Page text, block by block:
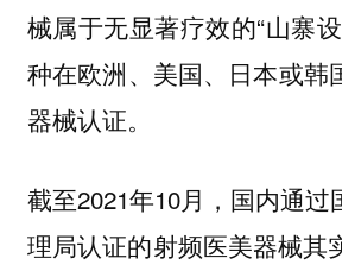
械属于无显著疗效的“山寨
种在欧洲、美国、日本或韩
器械认证。
截至2021年10月，国内通过
理局认证的射频医美器械其